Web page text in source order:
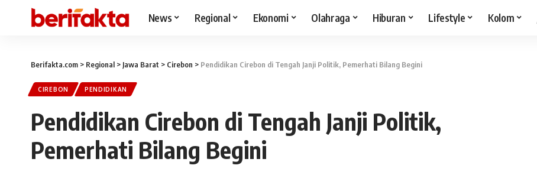
News Regional Ekonomi Olahraga Hiburan Lifestyle Kolom
Berifakta.com > Regional > Jawa Barat > Cirebon > Pendidikan Cirebon di Tengah Janji Politik, Pemerhati Bilang Begini
CIREBON PENDIDIKAN
Pendidikan Cirebon di Tengah Janji Politik,
Pemerhati Bilang Begini